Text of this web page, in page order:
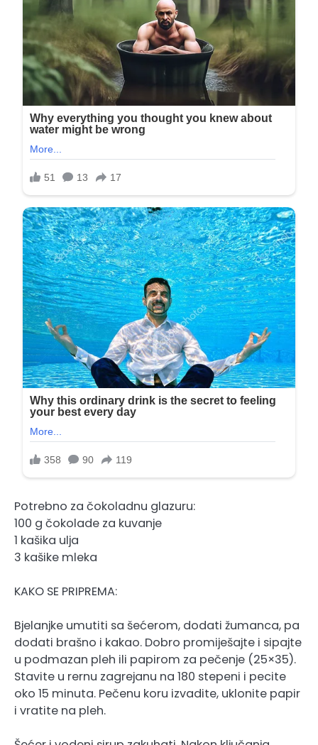
Potrebno za čokoladnu glazuru:
100 g čokolade za kuvanje
1 kašika ulja
3 kašike mleka
KAKO SE PRIPREMA:
Bjelanjke umutiti sa šećerom, dodati žumanca, pa
dodati brašno i kakao. Dobro promiješajte i sipajte
u podmazan pleh ili papirom za pečenje (25×35).
Stavite u rernu zagrejanu na 180 stepeni i pecite
oko 15 minuta. Pečenu koru izvadite, uklonite papir
i vratite na pleh.